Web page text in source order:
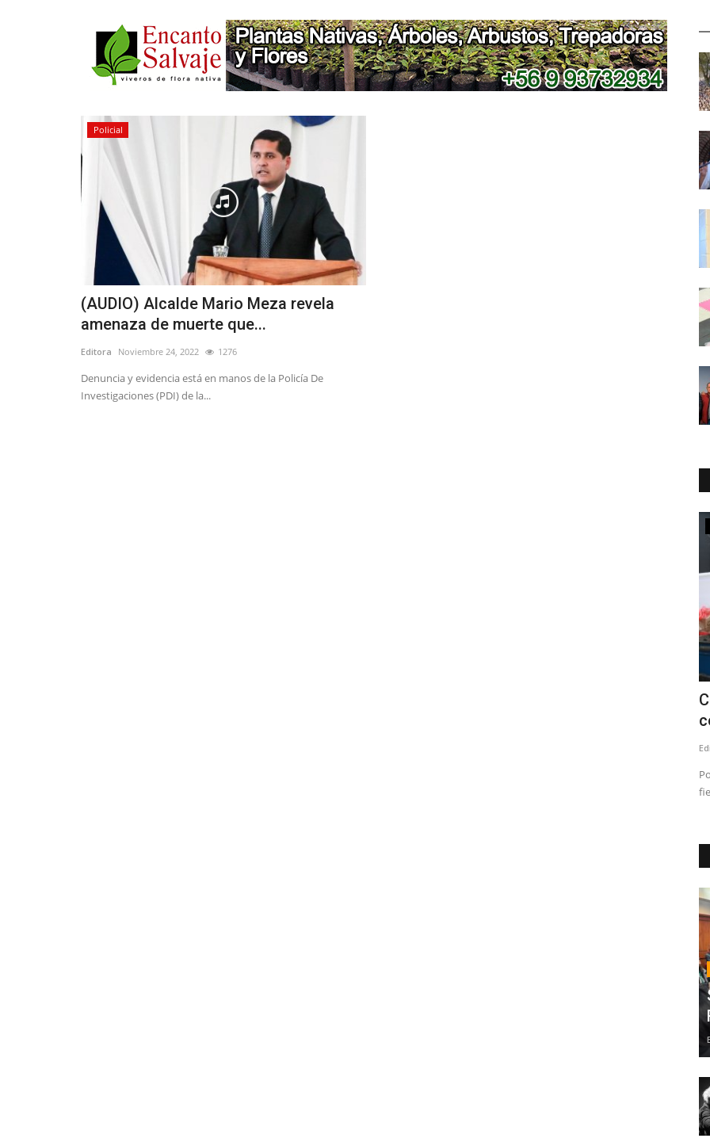
Policial
(AUDIO) Alcalde Mario Meza revela
amenaza de muerte que...
Editora Noviembre 24, 2022 1276
Denuncia y evidencia está en manos de la Policía De
Investigaciones (PDI) de la...